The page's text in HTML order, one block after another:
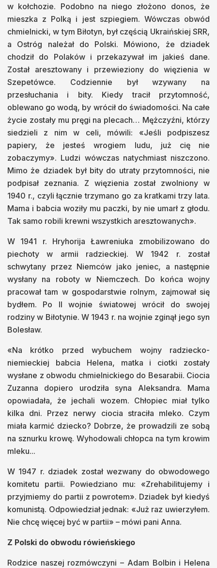
w kołchozie. Podobno na niego złożono donos, że
mieszka z Polką i jest szpiegiem. Wówczas obwód
chmielnicki, w tym Biłotyn, był częścią Ukraińskiej SRR,
a Ostróg należał do Polski. Mówiono, że dziadek
chodził do Polaków i przekazywał im jakieś dane.
Został aresztowany i przewieziony do więzienia w
Szepetówce. Codziennie był wzywany na
przesłuchania i bity. Kiedy tracił przytomność,
oblewano go wodą, by wrócił do świadomości. Na całe
życie zostały mu pręgi na plecach… Mężczyźni, którzy
siedzieli z nim w celi, mówili: «Jeśli podpiszesz
papiery, że jesteś wrogiem ludu, już cię nie
zobaczymy». Ludzi wówczas natychmiast niszczono.
Mimo że dziadek był bity do utraty przytomności, nie
podpisał zeznania. Z więzienia został zwolniony w
1940 r., czyli łącznie trzymano go za kratkami trzy lata.
Mama i babcia woziły mu paczki, by nie umarł z głodu.
Tak samo robili krewni wszystkich aresztowanych».
W 1941 r. Hryhorija Ławreniuka zmobilizowano do
piechoty w armii radzieckiej. W 1942 r. został
schwytany przez Niemców jako jeniec, a następnie
wysłany na roboty w Niemczech. Do końca wojny
pracował tam w gospodarstwie rolnym, zajmował się
bydłem. Po II wojnie światowej wrócił do swojej
rodziny w Biłotynie. W 1943 r. na wojnie zginął jego syn
Bolesław.
«Na krótko przed wybuchem wojny radziecko-
niemieckiej babcia Helena, matka i ciotki zostały
wysłane z obwodu chmielnickiego do Besarabii. Ciocia
Zuzanna dopiero urodziła syna Aleksandra. Mama
opowiadała, że jechali wozem. Chłopiec miał tylko
kilka dni. Przez nerwy ciocia straciła mleko. Czym
miała karmić dziecko? Dobrze, że prowadzili ze sobą
na sznurku krowę. Wyhodowali chłopca na tym krowim
mleku...
W 1947 r. dziadek został wezwany do obwodowego
komitetu partii. Powiedziano mu: «Zrehabilitujemy i
przyjmiemy do partii z powrotem». Dziadek był kiedyś
komunistą. Odpowiedział jednak: «Już raz uwierzyłem.
Nie chcę więcej być w partii» – mówi pani Anna.
Z Polski do obwodu rówieńskiego
Rodzice naszej rozmówczyni – Adam Bolbin i Helena